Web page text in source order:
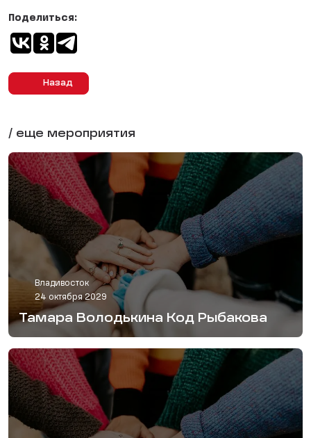
Назад
Поделиться:
/ еще мероприятия
Владивосток
24 октября 2029
Тамара Володькина Код Рыбакова